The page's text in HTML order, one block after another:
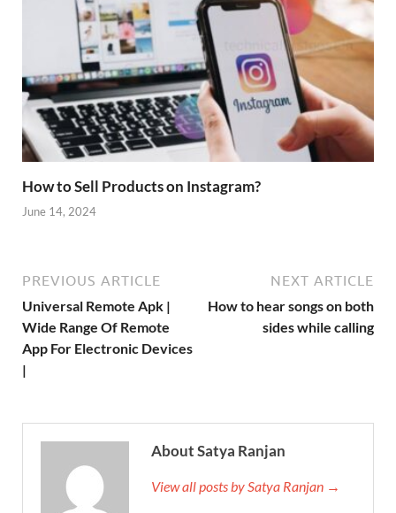
How to Sell Products on Instagram?
June 14, 2024
PREVIOUS ARTICLE
Universal Remote Apk |
Wide Range Of Remote
App For Electronic Devices
|
NEXT ARTICLE
How to hear songs on both
sides while calling
About Satya Ranjan
View all posts by Satya Ranjan →